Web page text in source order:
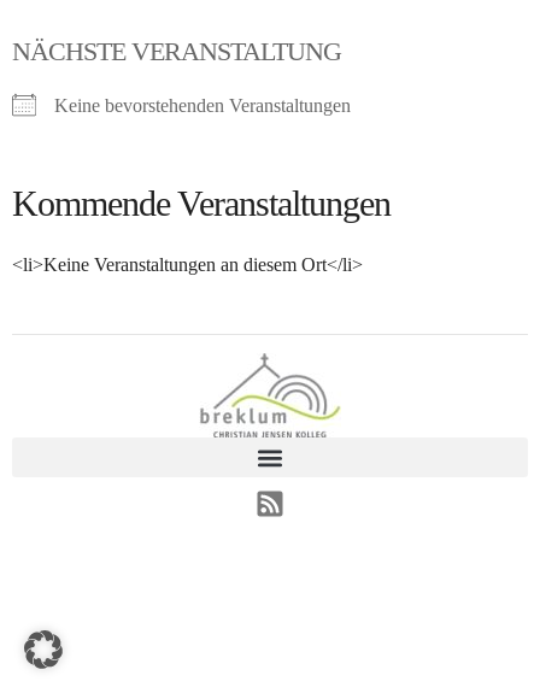
NÄCHSTE VERANSTALTUNG
Keine bevorstehenden Veranstaltungen
Kommende Veranstaltungen
<li>Keine Veranstaltungen an diesem Ort</li>